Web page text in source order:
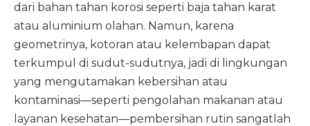
dari bahan tahan korosi seperti baja tahan karat
atau aluminium olahan. Namun, karena
geometrinya, kotoran atau kelembapan dapat
terkumpul di sudut-sudutnya, jadi di lingkungan
yang mengutamakan kebersihan atau
kontaminasi—seperti pengolahan makanan atau
layanan kesehatan—pembersihan rutin sangatlah